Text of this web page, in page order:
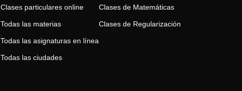
Clases particulares online
Todas las materias
Todas las asignaturas en línea
Todas las ciudades
Clases de Matemáticas
Clases de Regularización